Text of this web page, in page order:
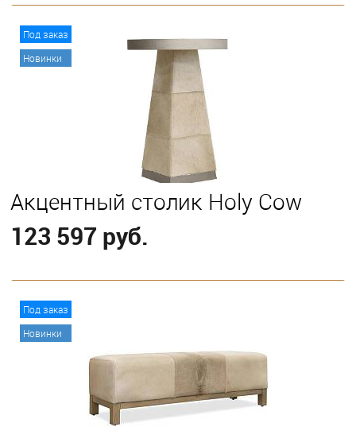
Под заказ
Новинки
Акцентный столик Holy Cow
123 597 руб.
Под заказ
Новинки